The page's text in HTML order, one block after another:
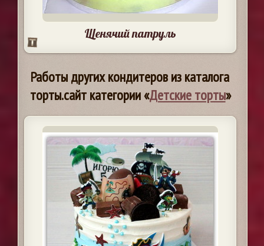
Щенячий патруль
Работы других кондитеров из каталога
торты.сайт категории «Детские торты»